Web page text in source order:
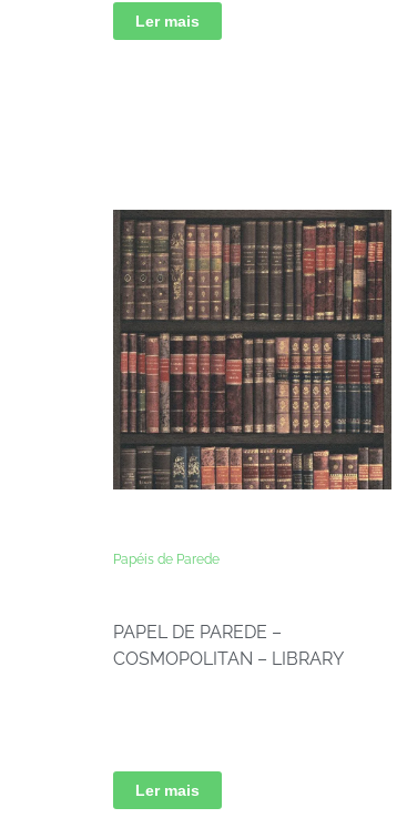
Ler mais
Papéis de Parede
PAPEL DE PAREDE –
COSMOPOLITAN – LIBRARY
Ler mais